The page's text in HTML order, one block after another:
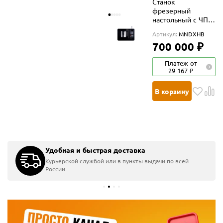
фрезерный
настольный с ЧПУ
HUMBIRD CNC
Артикул: MNDXHB
700 000 ₽
Платеж от
29 167 ₽
В корзину
Главная
Фрезерные станки
3 товара
Бесплатная доставка
Бесплатная доставка
Бесплатная доставкаУдобная и быстрая доставка
Курьерской службой или в пункты выдачи по всей
России